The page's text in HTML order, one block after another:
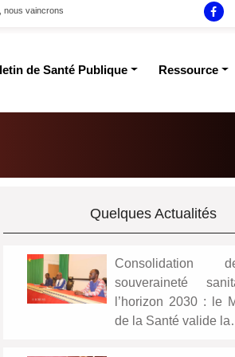
nous vaincrons
de Santé Publique Ressource
Quelques Actualités
Consolidation
souveraineté
l’horizon 2030 : le
de la Santé valide